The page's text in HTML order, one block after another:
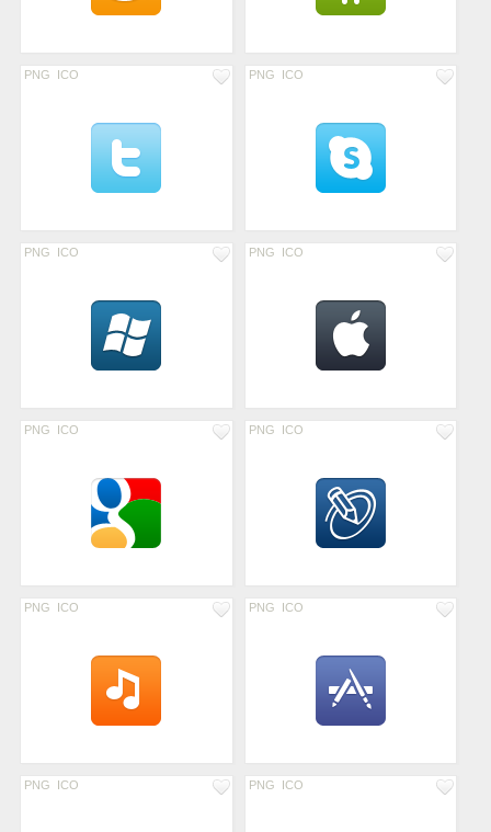
PNG ICO PNG ICO
PNG ICO PNG ICO
PNG ICO PNG ICO
PNG ICO PNG ICO
PNG ICO PNG ICO